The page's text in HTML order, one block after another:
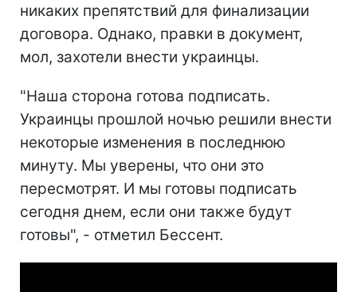
никаких препятствий для финализации
договора. Однако, правки в документ,
мол, захотели внести украинцы.
"Наша сторона готова подписать.
Украинцы прошлой ночью решили внести
некоторые изменения в последнюю
минуту. Мы уверены, что они это
пересмотрят. И мы готовы подписать
сегодня днем, если они также будут
готовы", - отметил Бессент.